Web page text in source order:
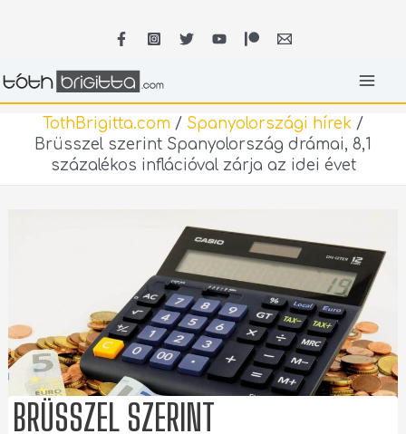
TothBrigitta.com / Spanyolországi hírek /
Brüsszel szerint Spanyolország drámai, 8,1
százalékos inflációval zárja az idei évet
BRÜSSZEL SZERINT